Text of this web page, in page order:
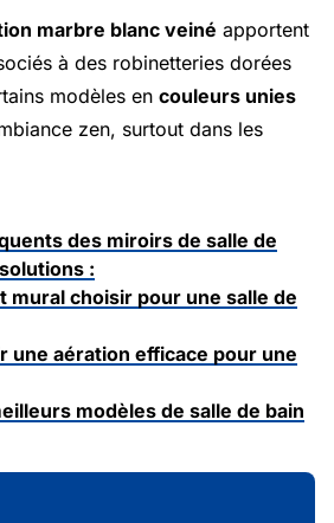
marbre blanc veiné apportent
à des robinetteries dorées
modèles en couleurs unies
zen, surtout dans les
des miroirs de salle de
:
mural choisir pour une salle de
une aération efficace pour une
modèles de salle de bain